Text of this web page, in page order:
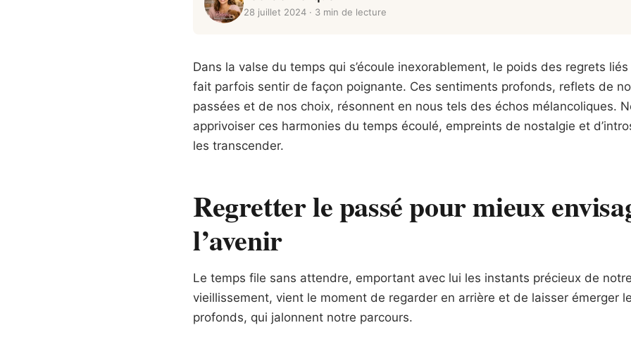
28 juillet 2024 · 3 min de lecture
Dans la valse du temps qui s’écoule inexorablement, le poids des regrets
fait parfois sentir de façon poignante. Ces sentiments profonds, reflets de
passées et de nos choix, résonnent en nous tels des échos mélancoliques.
apprivoiser ces harmonies du temps écoulé, empreints de nostalgie et
les transcender.
Regretter le passé pour mieux
l’avenir
Le temps file sans attendre, emportant avec lui les instants précieux de
vieillissement, vient le moment de regarder en arrière et de laisser émerger
profonds, qui jalonnent notre parcours.